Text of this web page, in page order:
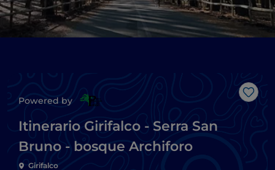
Me
Powered by
Itinerario Girifalco - Serra San
Bruno - bosque Archiforo
Girifalco